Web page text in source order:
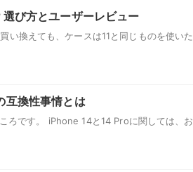
び方とユーザーレビュー
換えても、ケースは11と同じものを使いた
互換性事情とは
ろです。 iPhone 14と14 Proに関しては、お